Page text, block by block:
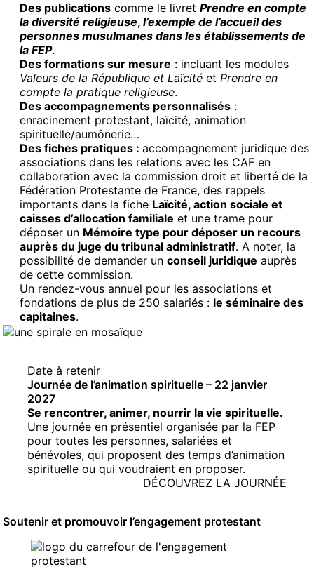
Des publications comme le livret Prendre en compte
la diversité religieuse, l’exemple de l’accueil des
personnes musulmanes dans les établissements de
la FEP.
Des formations sur mesure : incluant les modules
Valeurs de la République et Laïcité et Prendre en
compte la pratique religieuse.
Des accompagnements personnalisés :
enracinement protestant, laïcité, animation
spirituelle/aumônerie…
Des fiches pratiques : accompagnement juridique des
associations dans les relations avec les CAF en
collaboration avec la commission droit et liberté de la
Fédération Protestante de France, des rappels
importants dans la fiche Laïcité, action sociale et
caisses d’allocation familiale et une trame pour
déposer un Mémoire type pour déposer un recours
auprès du juge du tribunal administratif. A noter, la
possibilité de demander un conseil juridique auprès
de cette commission.
Un rendez-vous annuel pour les associations et
fondations de plus de 250 salariés : le séminaire des
capitaines.
Date à retenir
Journée de l’animation spirituelle – 22 janvier
2027
Se rencontrer, animer, nourrir la vie spirituelle.
Une journée en présentiel organisée par la FEP
pour toutes les personnes, salariées et
bénévoles, qui proposent des temps d’animation
spirituelle ou qui voudraient en proposer.
DÉCOUVREZ LA JOURNÉE
Soutenir et promouvoir l’engagement protestant